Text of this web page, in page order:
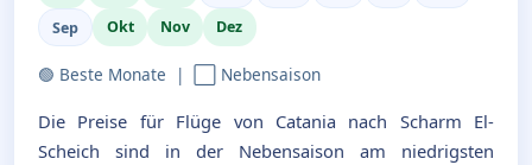
Sep
Okt Nov Dez
🟢 Beste Monate | ⬜ Nebensaison
Die Preise für Flüge von Catania nach Scharm El-
Scheich sind in der Nebensaison am niedrigsten